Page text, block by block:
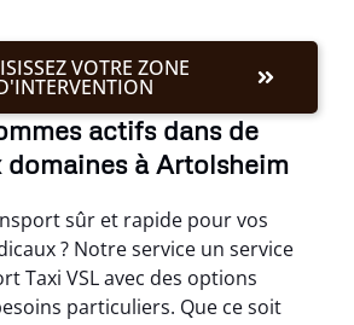
VOTRE ZONE
actifs dans de
domaines à Artolsheim
sûr et rapide pour vos
? Notre service un service
Taxi VSL avec des options
particuliers. Que ce soit